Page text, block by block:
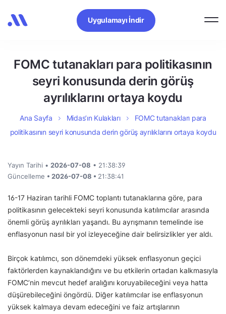
Uygulamayı İndir
FOMC tutanakları para politikasının
seyri konusunda derin görüş
ayrılıklarını ortaya koydu
Ana Sayfa Midas’ın Kulakları
FOMC tutanakları para
politikasının seyri konusunda derin görüş ayrılıklarını ortaya koydu
Yayın Tarihi • 2026-07-08 • 21:38:39
Güncelleme • 2026-07-08 • 21:38:41
16-17 Haziran tarihli FOMC toplantı tutanaklarına göre, para
politikasının gelecekteki seyri konusunda katılımcılar arasında
önemli görüş ayrılıkları yaşandı. Bu ayrışmanın temelinde ise
enflasyonun nasıl bir yol izleyeceğine dair belirsizlikler yer aldı.
Birçok katılımcı, son dönemdeki yüksek enflasyonun geçici
faktörlerden kaynaklandığını ve bu etkilerin ortadan kalkmasıyla
FOMC’nin mevcut hedef aralığını koruyabileceğini veya hatta
düşürebileceğini öngördü. Diğer katılımcılar ise enflasyonun
yüksek kalmaya devam edeceğini ve faiz artışlarının